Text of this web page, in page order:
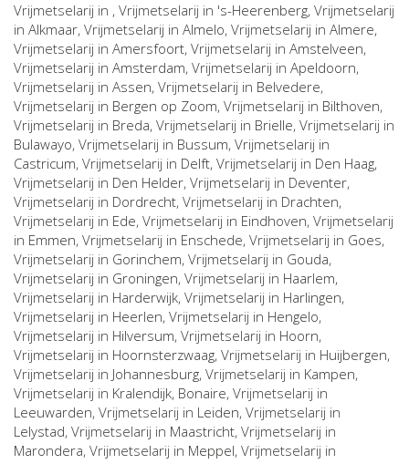
Vrijmetselarij in , Vrijmetselarij in 's-Heerenberg, Vrijmetselarij
in Alkmaar, Vrijmetselarij in Almelo, Vrijmetselarij in Almere,
Vrijmetselarij in Amersfoort, Vrijmetselarij in Amstelveen,
Vrijmetselarij in Amsterdam, Vrijmetselarij in Apeldoorn,
Vrijmetselarij in Assen, Vrijmetselarij in Belvedere,
Vrijmetselarij in Bergen op Zoom, Vrijmetselarij in Bilthoven,
Vrijmetselarij in Breda, Vrijmetselarij in Brielle, Vrijmetselarij in
Bulawayo, Vrijmetselarij in Bussum, Vrijmetselarij in
Castricum, Vrijmetselarij in Delft, Vrijmetselarij in Den Haag,
Vrijmetselarij in Den Helder, Vrijmetselarij in Deventer,
Vrijmetselarij in Dordrecht, Vrijmetselarij in Drachten,
Vrijmetselarij in Ede, Vrijmetselarij in Eindhoven, Vrijmetselarij
in Emmen, Vrijmetselarij in Enschede, Vrijmetselarij in Goes,
Vrijmetselarij in Gorinchem, Vrijmetselarij in Gouda,
Vrijmetselarij in Groningen, Vrijmetselarij in Haarlem,
Vrijmetselarij in Harderwijk, Vrijmetselarij in Harlingen,
Vrijmetselarij in Heerlen, Vrijmetselarij in Hengelo,
Vrijmetselarij in Hilversum, Vrijmetselarij in Hoorn,
Vrijmetselarij in Hoornsterzwaag, Vrijmetselarij in Huijbergen,
Vrijmetselarij in Johannesburg, Vrijmetselarij in Kampen,
Vrijmetselarij in Kralendijk, Bonaire, Vrijmetselarij in
Leeuwarden, Vrijmetselarij in Leiden, Vrijmetselarij in
Lelystad, Vrijmetselarij in Maastricht, Vrijmetselarij in
Marondera, Vrijmetselarij in Meppel, Vrijmetselarij in